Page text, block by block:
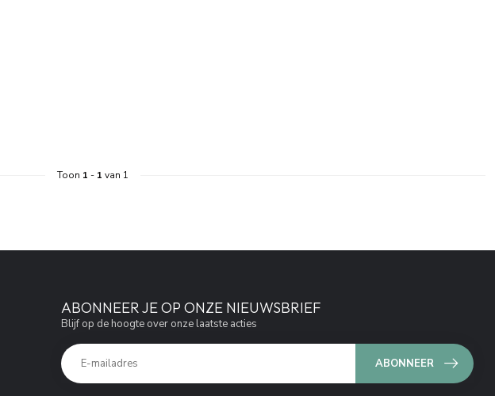
Toon 1 - 1 van 1
ABONNEER JE OP ONZE NIEUWSBRIEF
Blijf op de hoogte over onze laatste acties
ABONNEER